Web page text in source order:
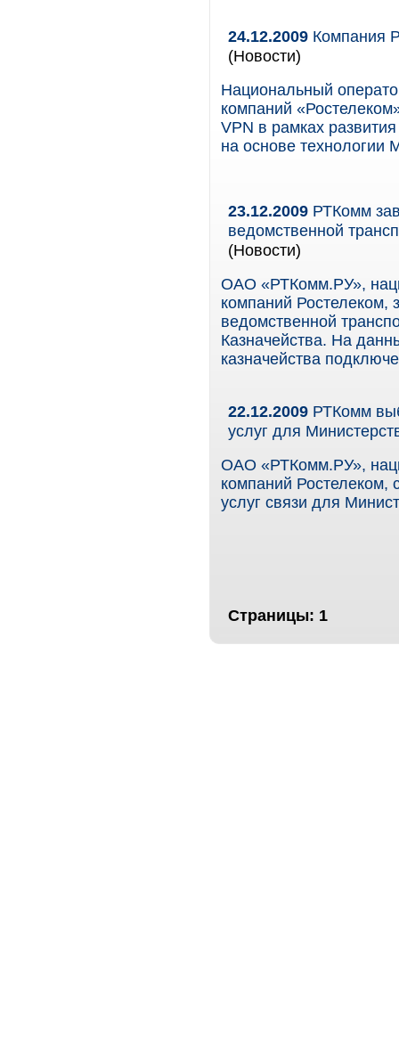
24.12.2009 Компания
(Новости)
Национальный
компаний
VPN в рамках
на основе технологии
23.12.2009 РТКомм
ведомственной
(Новости)
ОАО «РТКомм.РУ»,
компаний Ростелеком,
ведомственной
Казначейства. На
казначейства
22.12.2009 РТКомм
услуг для
ОАО «РТКомм.РУ»,
компаний Ростелеком,
услуг связи для
Страницы: 1